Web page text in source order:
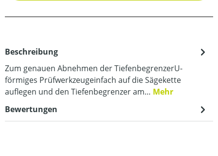
Beschreibung
Zum genauen Abnehmen der TiefenbegrenzerU-
förmiges Prüfwerkzeugeinfach auf die Sägekette
auflegen und den Tiefenbegrenzer am… Mehr
Bewertungen